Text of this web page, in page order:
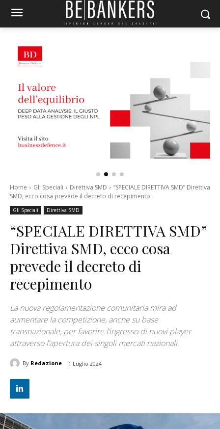
Home Gli Speciali Direttiva SMD
“SPECIALE DIRETTIVA SMD” Direttiva
SMD, ecco cosa prevede il decreto di recepimento
Gli Speciali Direttiva SMD
“SPECIALE DIRETTIVA SMD”
Direttiva SMD, ecco cosa
prevede il decreto di
recepimento
La nuova regolamentazione comunitaria mira ad
aumentare la competizione, anche su base
transnazionale, per favorire l’ingresso di nuovi player
attraverso l’apertura dei singoli mercati nazionali.
By Redazione 1 Luglio 2024